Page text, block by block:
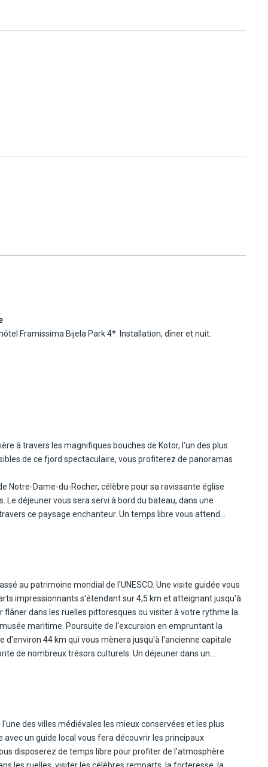
Framissima Bijela Park 4*. Installation, dîner et nuit.
à travers les magnifiques bouches de Kotor, l'un des plus
de ce fjord spectaculaire, vous profiterez de panoramas
Notre-Dame-du-Rocher, célèbre pour sa ravissante église
déjeuner vous sera servi à bord du bateau, dans une
ce paysage enchanteur. Un temps libre vous attend
au patrimoine mondial de l'UNESCO. Une visite guidée vous
impressionnants s'étendant sur 4,5 km et atteignant jusqu'à
dans les ruelles pittoresques ou visiter à votre rythme la
maritime. Poursuite de l'excursion en empruntant la
d'environ 44 km qui vous mènera jusqu'à l'ancienne capitale
de nombreux trésors culturels. Un déjeuner dans un
des villes médiévales les mieux conservées et les plus
un guide local vous fera découvrir les principaux
disposerez de temps libre pour profiter de l'atmosphère
les ruelles, visiter les célèbres remparts, la forteresse, la